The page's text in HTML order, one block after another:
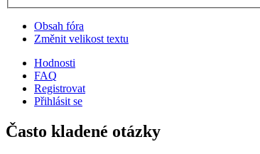
Obsah fóra
Změnit velikost textu
Hodnosti
FAQ
Registrovat
Přihlásit se
Často kladené otázky